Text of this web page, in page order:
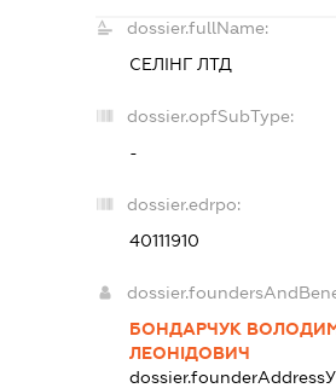
dossier.fullName:
СЕЛІНГ ЛТД
dossier.opfSubType:
-
dossier.edrpo:
40111910
БОНДАРЧУК
ЛЕОНІДОВИЧ
dossier.founderAddress